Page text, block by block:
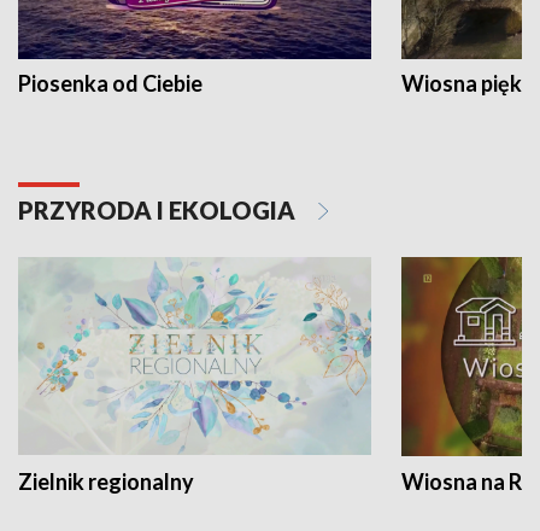
Piosenka od Ciebie Wiosna
PRZYRODA I EKOLOGIA
Zielnik regionalny Wiosna na